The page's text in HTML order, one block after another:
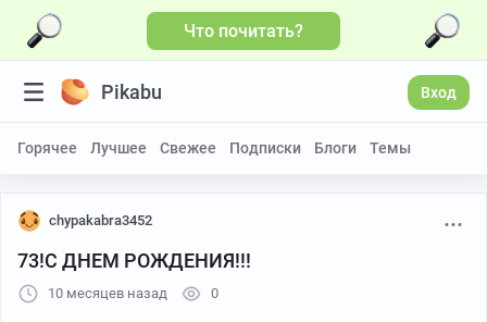
Что почитать?
Pikabu Вход
Горячее Лучшее Свежее Подписки Блоги Темы
chypakabra3452
73!C ДНЕМ РОЖДЕНИЯ!!!
10 месяцев назад 0
Больше видео